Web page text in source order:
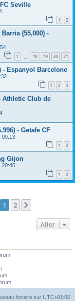
Seville
1 2
(55,000) -
1 18 19 20 21
- Espanyol Barcelone
1 2 3
Athletic Club de
- Getafe CF
09:13
1 2
Gijon
20:45
1 2
1 2
Aller
horaire sur UTC+01:00